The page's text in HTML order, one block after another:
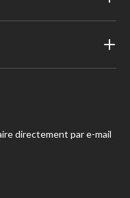
directement par e-mail